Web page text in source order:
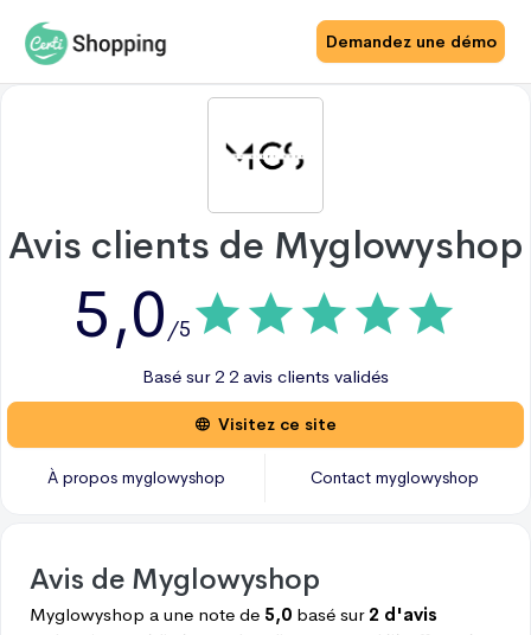
Demandez une démo
Avis clients de Myglowyshop
5,0 /5
Basé sur 2 2 avis clients validés
Visitez ce site
À propos myglowyshop Contact myglowyshop
Avis de Myglowyshop
Myglowyshop a une note de 5,0 basé sur 2 d'avis